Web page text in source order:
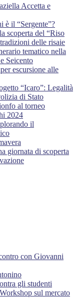
Accetta e
è il “Sergente”?
scoperta del “Riso
delle risaie
tematico nella
Seicento
escursione alle
“Icaro”: Legalità
di Stato
al torneo
2024
il
giornata di scoperta
con Giovanni
gli studenti
sul mercato